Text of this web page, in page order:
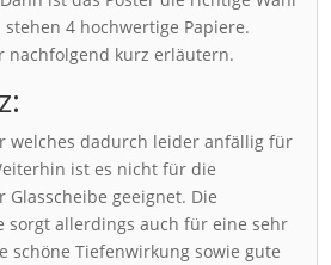
4 hochwertige Papiere.
nachfolgend kurz erläutern.
welches dadurch leider anfällig für
ist es nicht für die
geeignet. Die
sorgt allerdings auch für eine sehr
schöne Tiefenwirkung sowie gute